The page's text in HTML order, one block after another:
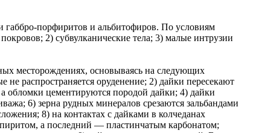
габбро-порфиритов и альбитофиров. По условиям
2) субвулканические тела; 3) малые интрузии
месторождениях, основываясь на следующих
распространяется оруденение; 2) дайки пересекают
обломки цементируются породой дайки; 4) дайки
6) зерна рудных минералов срезаются зальбандами
8) на контактах с дайками в колчеданах
а последний — пластинчатым карбонатом;